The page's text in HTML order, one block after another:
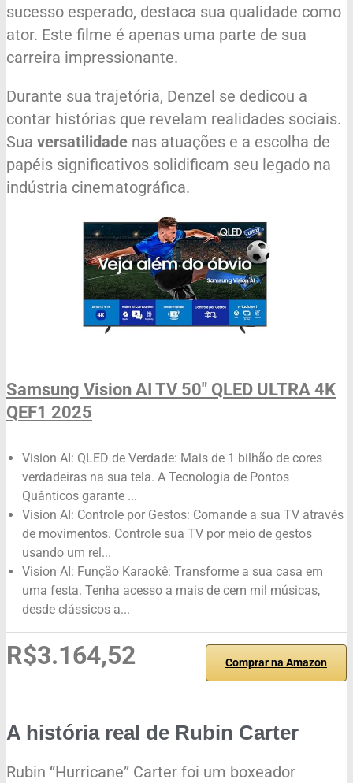
sucesso esperado, destaca sua qualidade como
ator. Este filme é apenas uma parte de sua
carreira impressionante.
Durante sua trajetória, Denzel se dedicou a
contar histórias que revelam realidades sociais.
Sua versatilidade nas atuações e a escolha de
papéis significativos solidificam seu legado na
indústria cinematográfica.
Samsung Vision AI TV 50" QLED ULTRA 4K
QEF1 2025
Vision AI: QLED de Verdade: Mais de 1 bilhão de cores
verdadeiras na sua tela. A Tecnologia de Pontos
Quânticos garante ...
Vision AI: Controle por Gestos: Comande a sua TV através
de movimentos. Controle sua TV por meio de gestos
usando um rel...
Vision AI: Função Karaokê: Transforme a sua casa em
uma festa. Tenha acesso a mais de cem mil músicas,
desde clássicos a...
R$3.164,52 Comprar na Amazon
A história real de Rubin Carter
Rubin “Hurricane” Carter foi um boxeador